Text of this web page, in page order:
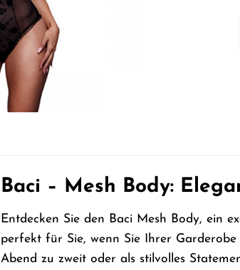
Baci – Mesh Body:
Entdecken Sie den Baci Mesh Body, ein
perfekt für Sie, wenn Sie Ihrer
Abend zu zweit oder als stilvolles